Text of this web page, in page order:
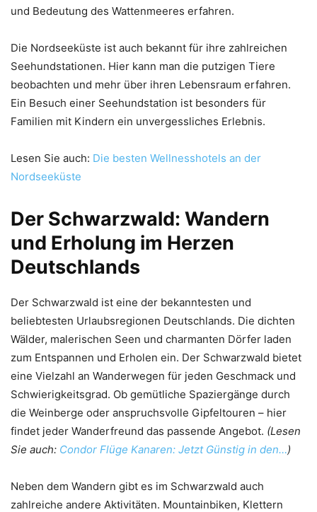
und Bedeutung des Wattenmeeres erfahren.
Die Nordseeküste ist auch bekannt für ihre zahlreichen
Seehundstationen. Hier kann man die putzigen Tiere
beobachten und mehr über ihren Lebensraum erfahren.
Ein Besuch einer Seehundstation ist besonders für
Familien mit Kindern ein unvergessliches Erlebnis.
Lesen Sie auch: Die besten Wellnesshotels an der
Nordseeküste
Der Schwarzwald: Wandern
und Erholung im Herzen
Deutschlands
Der Schwarzwald ist eine der bekanntesten und
beliebtesten Urlaubsregionen Deutschlands. Die dichten
Wälder, malerischen Seen und charmanten Dörfer laden
zum Entspannen und Erholen ein. Der Schwarzwald bietet
eine Vielzahl an Wanderwegen für jeden Geschmack und
Schwierigkeitsgrad. Ob gemütliche Spaziergänge durch
die Weinberge oder anspruchsvolle Gipfeltouren – hier
findet jeder Wanderfreund das passende Angebot. (Lesen
Sie auch: Condor Flüge Kanaren: Jetzt Günstig in den…)
Neben dem Wandern gibt es im Schwarzwald auch
zahlreiche andere Aktivitäten. Mountainbiken, Klettern